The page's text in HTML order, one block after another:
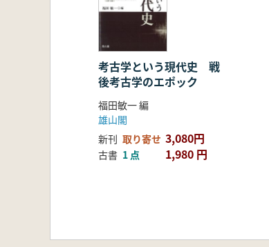
考古学という現代史 戦
後考古学のエポック
福田敏一 編
雄山閣
新刊 取り寄せ 3,080円
古書 1 点 1,980 円